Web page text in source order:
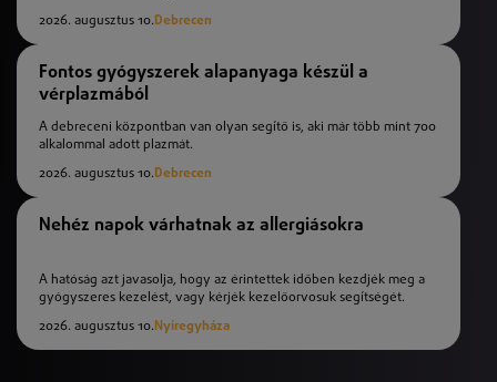
2026. augusztus 10.Debrecen
Fontos gyógyszerek alapanyaga készül a
vérplazmából
A debreceni központban van olyan segítő is, aki már több mint 700
alkalommal adott plazmát.
2026. augusztus 10.Debrecen
Nehéz napok várhatnak az allergiásokra
A hatóság azt javasolja, hogy az érintettek időben kezdjék meg a
gyógyszeres kezelést, vagy kérjék kezelőorvosuk segítségét.
2026. augusztus 10. Nyíregyháza